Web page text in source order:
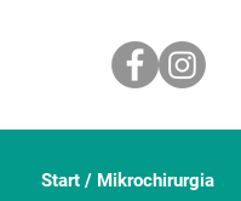
Start/ Mikrochirurgia